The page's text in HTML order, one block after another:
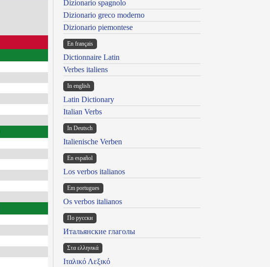
Dizionario spagnolo
Dizionario greco moderno
Dizionario piemontese
En français
Dictionnaire Latin
Verbes italiens
In english
Latin Dictionary
Italian Verbs
In Deutsch
Italienische Verben
En español
Los verbos italianos
Em portugues
Os verbos italianos
По русски
Итальянские глаголы
Στα ελληνικά
Ιταλικό Λεξικό